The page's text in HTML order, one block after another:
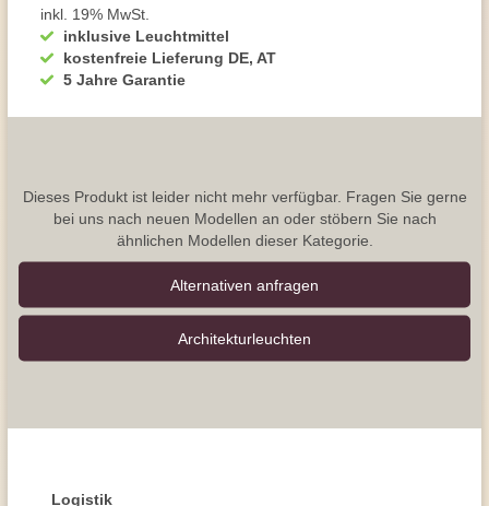
inklusive Leuchtmittel
kostenfreie Lieferung DE, AT
5 Jahre Garantie
inkl. 19% MwSt.
Dieses Produkt ist leider nicht mehr verfügbar. Fragen Sie gerne
bei uns nach neuen Modellen an oder stöbern Sie nach
ähnlichen Modellen dieser Kategorie.
Alternativen anfragen
Architektur­leuchten
Logistik